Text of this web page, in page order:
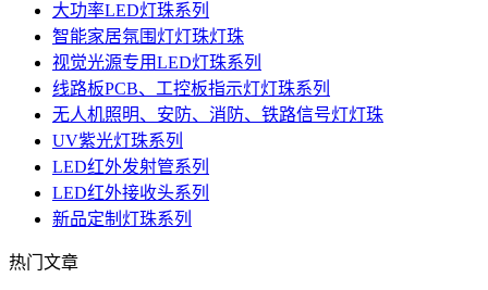
大功率LED灯珠系列
智能家居氛围灯灯珠灯珠
视觉光源专用LED灯珠系列
线路板PCB、工控板指示灯灯珠系列
无人机照明、安防、消防、铁路信号灯灯珠
UV紫光灯珠系列
LED红外发射管系列
LED红外接收头系列
新品定制灯珠系列
热门文章